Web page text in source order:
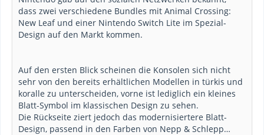
dass zwei verschiedene Bundles mit Animal Crossing:
New Leaf und einer Nintendo Switch Lite im Spezial-
Design auf den Markt kommen.
Auf den ersten Blick scheinen die Konsolen sich nicht
sehr von den bereits erhältlichen Modellen in türkis und
koralle zu unterscheiden, vorne ist lediglich ein kleines
Blatt-Symbol im klassischen Design zu sehen.
Die Rückseite ziert jedoch das modernisiertere Blatt-
Design, passend in den Farben von Nepp & Schlepp…